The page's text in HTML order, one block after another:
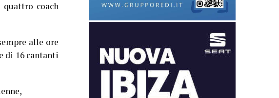
quattro coach
alle ore
di 16 cantanti